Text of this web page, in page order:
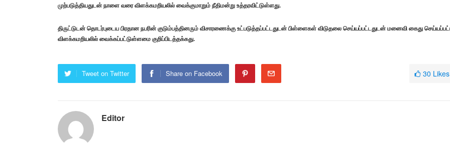
முற்படுத்தியதுடன் நாளை வரை விளக்கமறியலில் வைக்குமாறும் நீதிமன்று உத்தரவிட்டுள்ளது.
திருட்டுடன் தொடர்புடைய பிரதான நபரின் குடும்பத்தினரும் விசாரணைக்கு உட்படுத்தப்பட்டதுடன் பிள்ளைகள் விடுதலை செய்யப்பட்டதுடன் மனைவி கைது
விளக்கமறியலில் வைக்கப்பட்டுள்ளமை குறிப்பிடத்தக்கது.
Tweet on Twitter Share on Facebook 30 Likes
Editor